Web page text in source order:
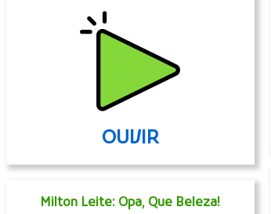
OUVIR
Milton Leite: Opa, Que Beleza!